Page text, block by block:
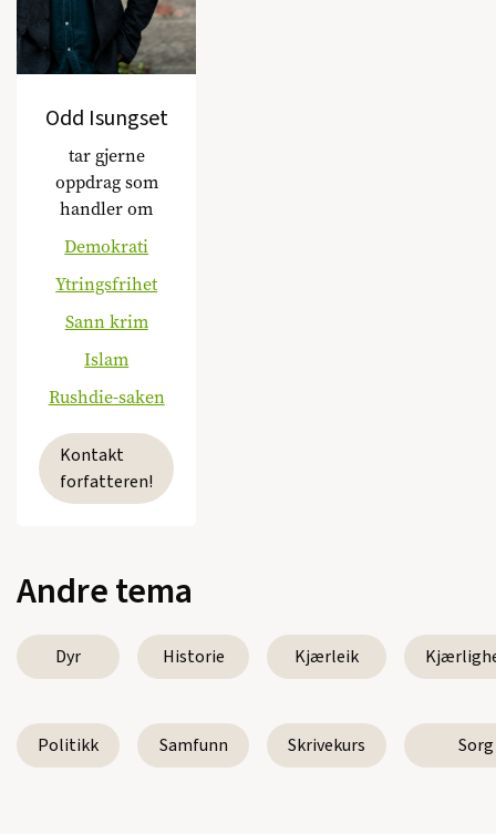
Odd Isungset
tar gjerne
oppdrag som
handler om
Demokrati
Ytringsfrihet
Sann krim
Islam
Rushdie-saken
Kontakt
forfatteren!
Andre tema
Dyr Historie Kjærleik
Politikk Samfunn Skrivekurs Sorg